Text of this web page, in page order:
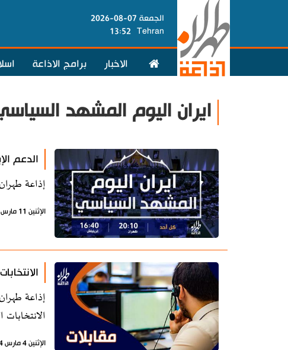
الجمعة 07-08-2026
Tehran
13:52
الاخبار برامج الاذاعة
ايران اليوم المشهد
الدعم
إذاعة
الإثنين 11 مارس 2024 - 06:56 بتوقيت طهران
إذاعة
الانتخابات
الإثنين 4 مارس 2024 - 07:50 بتوقيت طهران